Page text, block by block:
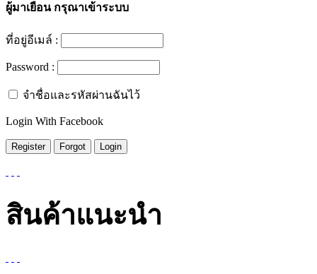
ผู้มาเยือนกรุณาเข้าระบบ
ที่อยู่อีเมล์ :
Password :
จำชื่อและรหัสผ่านฉันไว้
Login With Facebook
สินค้าแนะนำ